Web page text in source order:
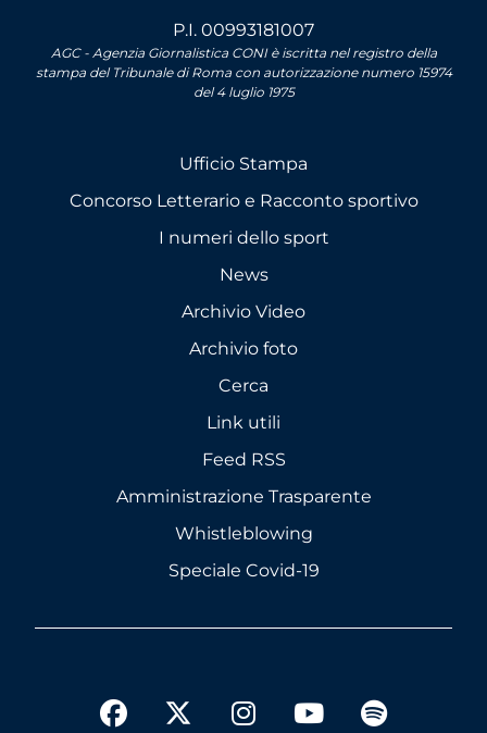
P.I. 00993181007
AGC - Agenzia Giornalistica CONI è iscritta nel registro della
stampa del Tribunale di Roma con autorizzazione numero 15974
del 4 luglio 1975
Ufficio Stampa
Concorso Letterario e Racconto sportivo
I numeri dello sport
News
Archivio Video
Archivio foto
Cerca
Link utili
Feed RSS
Amministrazione Trasparente
Whistleblowing
Speciale Covid-19
facebookinstagram
youtubespotify